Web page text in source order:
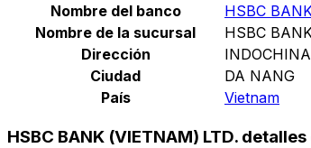
Nombre del banco
HSBC
Nombre de la sucursal
HSBC
Dirección
Ciudad
DA NANG
País
Vietnam
HSBC BANK (VIETNAM) LTD.